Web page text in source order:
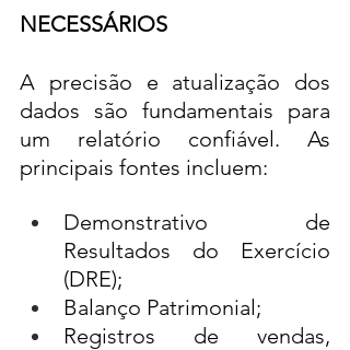
NECESSÁRIOS
A precisão e atualização dos
dados são fundamentais para
um relatório confiável. As
principais fontes incluem:
Demonstrativo de
Resultados do Exercício
(DRE);
Balanço Patrimonial;
Registros de vendas,